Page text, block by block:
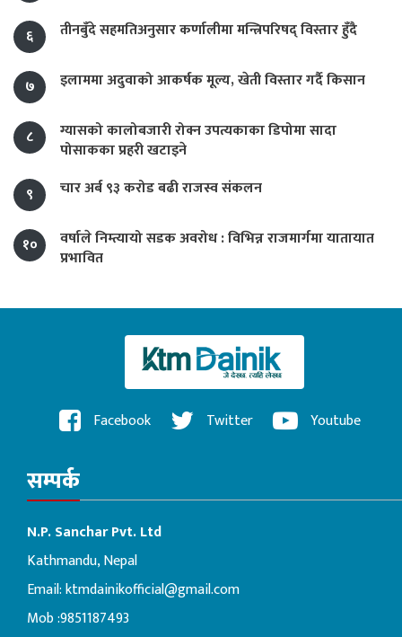
६ तीनबुँदे सहमतिअनुसार कर्णालीमा मन्त्रिपरिषद् विस्तार हुँदै
७ इलाममा अदुवाको आकर्षक मूल्य, खेती विस्तार गर्दै किसान
८
ग्यासको कालोबजारी रोक्न उपत्यकाका डिपोमा सादा
पोसाकका प्रहरी खटाइने
९
चार अर्ब ९३ करोड बढी राजस्व संकलन
१०
वर्षाले निम्त्यायो सडक अवरोध : विभिन्न राजमार्गमा यातायात
प्रभावित
Facebook Twitter Youtube
सम्पर्क
N.P. Sanchar Pvt. Ltd
Kathmandu, Nepal
Email:ktmdainikofficial@gmail.com
Mob :9851187493